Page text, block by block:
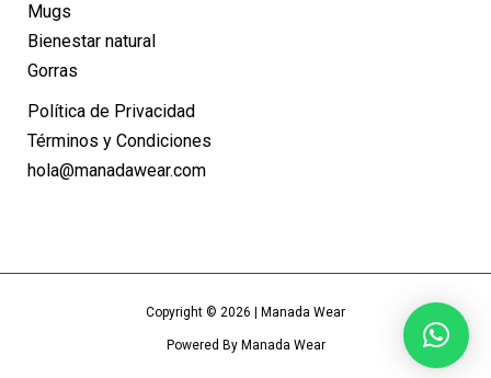
Mugs
Bienestar natural
Gorras
Política de Privacidad
Términos y Condiciones
hola@manadawear.com
Copyright © 2026 | Manada Wear
Powered By Manada Wear